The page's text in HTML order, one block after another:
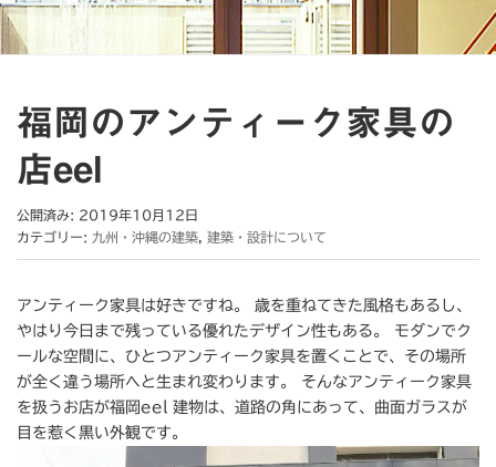
福岡のアンティーク家具の
店eel
公開済み: 2019年10月12日
カテゴリー: 九州・沖縄の建築 建築・設計について
アンティーク家具は好きですね。 歳を重ねてきた風格もあるし、
やはり今日まで残っている優れたデザイン性もある。 モダンでク
ールな空間に、ひとつアンティーク家具を置くことで、その場所
が全く違う場所へと生まれ変わります。 そんなアンティーク家具
を扱うお店が福岡eel 建物は、道路の角にあって、曲面ガラスが
目を惹く黒い外観です。